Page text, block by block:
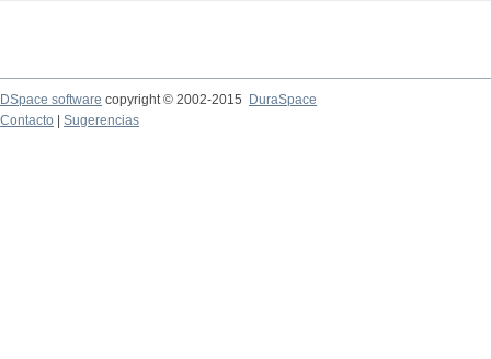
DSpace software copyright © 2002-2015
DuraSpace
Contacto
Sugerencias